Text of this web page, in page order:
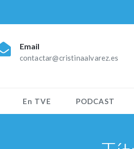
Email
contactar@cristinaalvarez.es
En TVE PODCAST